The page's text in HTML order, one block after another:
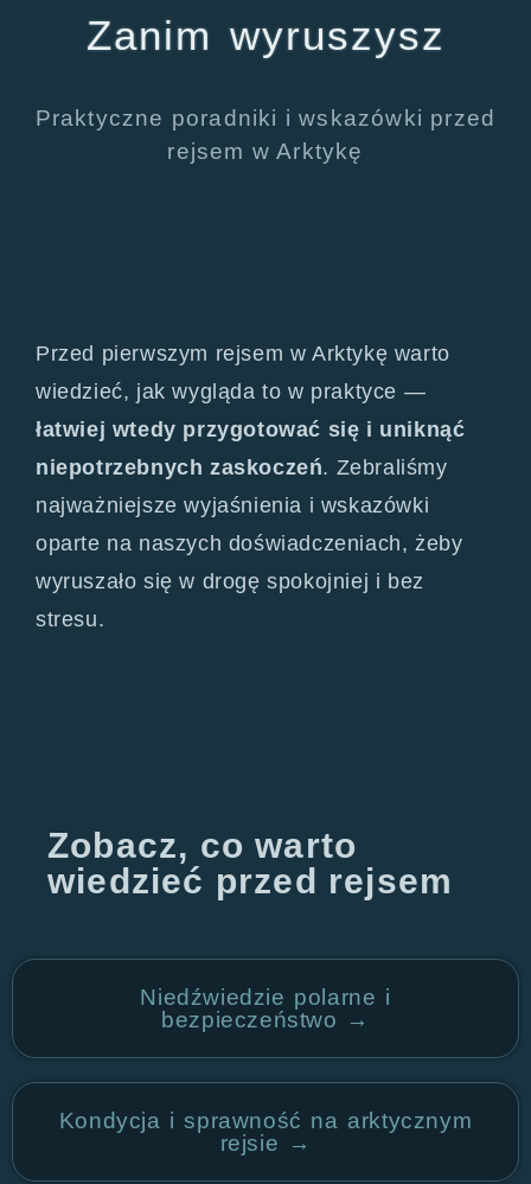
Zanim wyruszysz
Praktyczne poradniki i wskazówki przed
rejsem w Arktykę
Przed pierwszym rejsem w Arktykę warto
wiedzieć, jak wygląda to w praktyce —
łatwiej wtedy przygotować się i uniknąć
niepotrzebnych zaskoczeń. Zebraliśmy
najważniejsze wyjaśnienia i wskazówki
oparte na naszych doświadczeniach, żeby
wyruszało się w drogę spokojniej i bez
stresu.
Zobacz, co warto
wiedzieć przed rejsem
Niedźwiedzie polarne i
bezpieczeństwo →
Kondycja i sprawność na arktycznym
rejsie →